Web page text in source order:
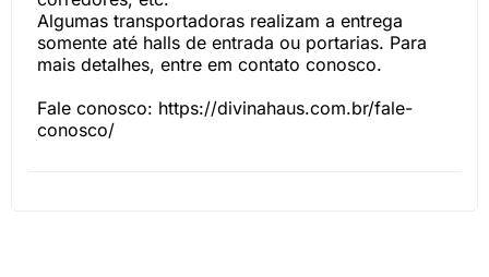
Algumas transportadoras realizam a entrega
somente até halls de entrada ou portarias. Para
mais detalhes, entre em contato conosco.
Fale conosco: https://divinahaus.com.br/fale-
conosco/